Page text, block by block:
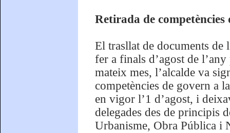
Retirada de competències
El trasllat de documents de
fer a finals d’agost de
mateix mes, l’alcalde va
competències de govern a
en vigor l’1 d’agost, i
delegades des de principis
Urbanisme, Obra Pública i